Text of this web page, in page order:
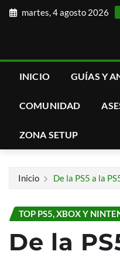
Saltar martes, 4 agosto 2026
INICIO GUÍAS Y
COMUNIDAD
ZONA SETUP
Inicio De la PS5 a la
TOP PS5, XBOX Y
De la